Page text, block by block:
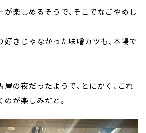
楽しめるそうで、そこでなごやめし
好きじゃなかった味噌カツも、本場で
の夜だったようで、とにかく、これ
が楽しみだと。